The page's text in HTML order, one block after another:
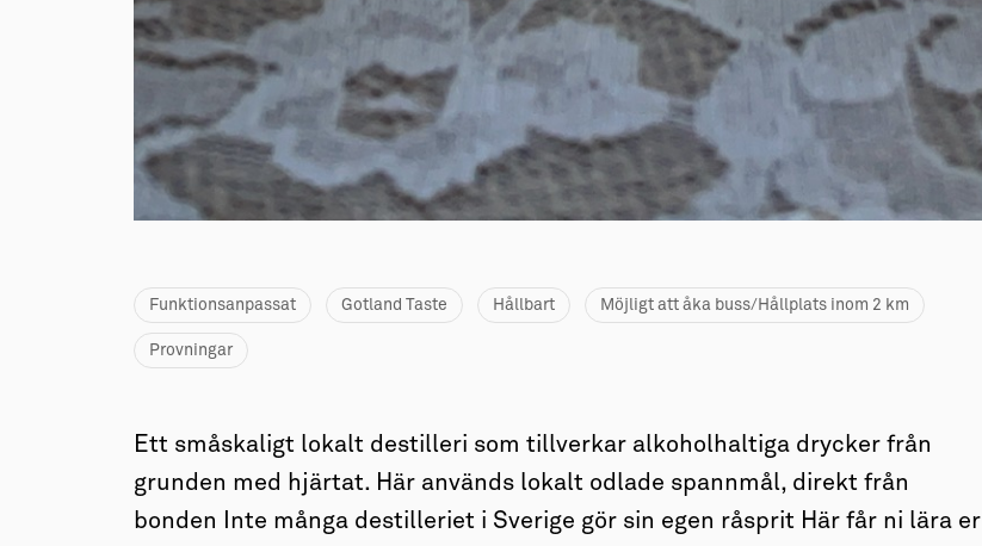
Funktionsanpassat Gotland Taste Hållbart Möjligt att åka buss/Hållplats inom 2 km
Provningar
Ett småskaligt lokalt destilleri som tillverkar alkoholhaltiga drycker från
grunden med hjärtat. Här används lokalt odlade spannmål, direkt från
bonden Inte många destilleriet i Sverige gör sin egen råsprit Här får ni lära er